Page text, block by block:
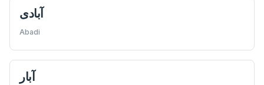
آبادی
Abadi
آبار